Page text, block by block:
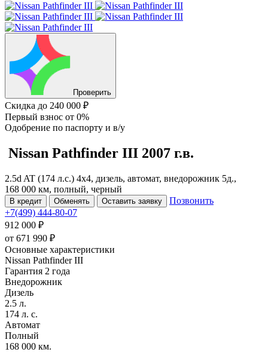
Проверить
Скидка до 240 000 ₽
Первый взнос от 0%
Одобрение по паспорту и в/у
Nissan Pathfinder III 2007 г.в.
2.5d AT (174 л.с.) 4x4, дизель, автомат, внедорожник 5д.,
168 000 км, полный, черный
В кредит Обменять Оставить заявку
Позвонить
+7(499) 444-80-07
912 000 ₽
от 671 990 ₽
Основные характеристики
Nissan Pathfinder III
Гарантия 2 года
Внедорожник
Дизель
2.5 л.
174 л. с.
Автомат
Полный
168 000 км.